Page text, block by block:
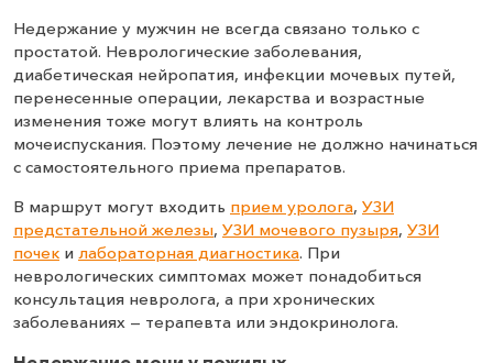
Недержание у мужчин не всегда связано только с
простатой. Неврологические заболевания,
диабетическая нейропатия, инфекции мочевых путей,
перенесенные операции, лекарства и возрастные
изменения тоже могут влиять на контроль
мочеиспускания. Поэтому лечение не должно начинаться
с самостоятельного приема препаратов.
В маршрут могут входить прием уролога, УЗИ
предстательной железы, УЗИ мочевого пузыря, УЗИ
почек и лабораторная диагностика. При
неврологических симптомах может понадобиться
консультация невролога, а при хронических
заболеваниях — терапевта или эндокринолога.